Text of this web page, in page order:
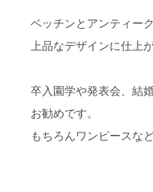
ベッチンとアンティー
上品なデザインに仕上
卒入園学や発表会、結
お勧めです。
もちろんワンピースな